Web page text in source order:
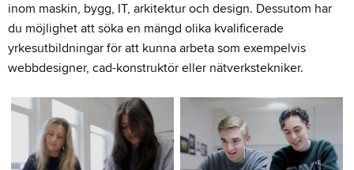
inom maskin, bygg, IT, arkitektur och design. Dessutom har
du möjlighet att söka en mängd olika kvalificerade
yrkesutbildningar för att kunna arbeta som exempelvis
webbdesigner, cad-konstruktör eller nätverkstekniker.